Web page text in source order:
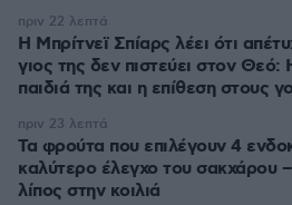
Η Μπρίτνεϊ Σπίαρς λέει ότι
γιος της δεν πιστεύει στον
παιδιά της και η επίθεση στους
πριν 22 λεπτά
Τα φρούτα που επιλέγουν 4
καλύτερο έλεγχο του σακχάρου
λίπος στην κοιλιά
πριν 23 λεπτά